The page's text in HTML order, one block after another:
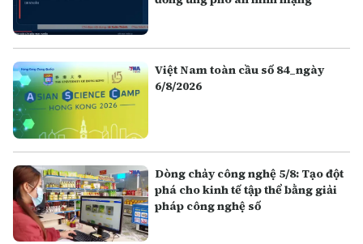
Việt Nam toàn cầu số 84_ngày
6/8/2026
Dòng chảy công nghệ 5/8: Tạo đột
phá cho kinh tế tập thể bằng giải
pháp công nghệ số